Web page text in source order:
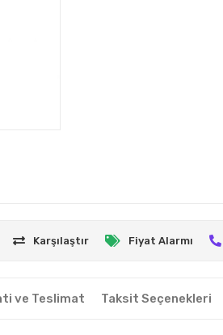
Karşılaştır Fiyat Alarmı
ve Teslimat Taksit Seçenekleri